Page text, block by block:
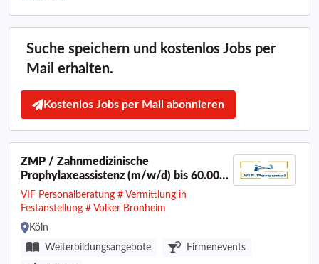
Suche speichern und kostenlos Jobs per
Mail erhalten.
Kostenlos Jobs per Mail abonnieren
ZMP / Zahnmedizinische
Prophylaxeassistenz (m/w/d) bis 60.000
€ I Raum Köln
VIF Personalberatung # Vermittlung in
Festanstellung # Volker Bronheim
Köln
Weiterbildungsangebote
Firmenevents